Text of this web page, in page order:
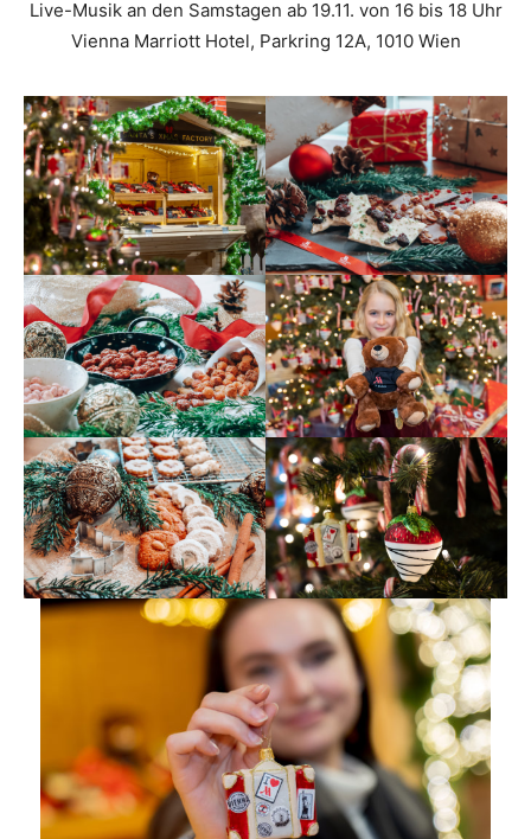
Live-Musik an den Samstagen ab 19.11. von 16 bis 18 Uhr
Vienna Marriott Hotel, Parkring 12A, 1010 Wien